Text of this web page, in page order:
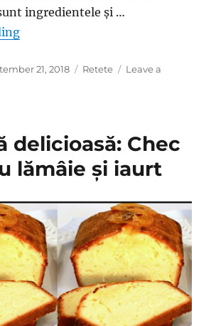
ingredientele și …
“Mănâncă românește! Cea mai
21, 2018 Categories
Retete
Leave a
delicioasă: Chec
lămâie și iaurt